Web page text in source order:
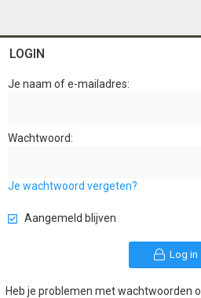
LOGIN
Je naam of e-mailadres
Wachtwoord
Je wachtwoord vergeten?
Aangemeld blijven
Log in
Heb je problemen met wachtwoorden